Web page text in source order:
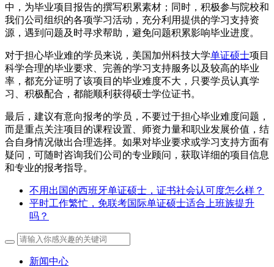
中，为毕业项目报告的撰写积累素材；同时，积极参与院校和
我们公司组织的各项学习活动，充分利用提供的学习支持资
源，遇到问题及时寻求帮助，避免问题积累影响毕业进度。
对于担心毕业难的学员来说，美国加州科技大学单证硕士项目
科学合理的毕业要求、完善的学习支持服务以及较高的毕业
率，都充分证明了该项目的毕业难度不大，只要学员认真学
习、积极配合，都能顺利获得硕士学位证书。
最后，建议有意向报考的学员，不要过于担心毕业难度问题，
而是重点关注项目的课程设置、师资力量和职业发展价值，结
合自身情况做出合理选择。如果对毕业要求或学习支持方面有
疑问，可随时咨询我们公司的专业顾问，获取详细的项目信息
和专业的报考指导。
不用出国的西班牙单证硕士，证书社会认可度怎么样？
平时工作繁忙，免联考国际单证硕士适合上班族提升
吗？
新闻中心